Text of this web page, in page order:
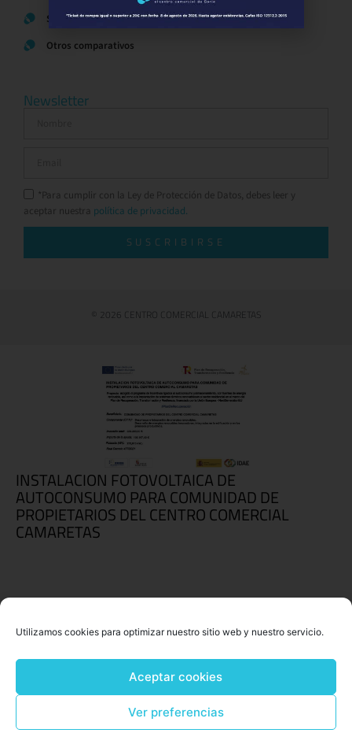
Utilizamos cookies para optimizar nuestro sitio web y nuestro servicio.
Aceptar cookies
Ver preferencias
Servicios
Otros comparativos
Newsletter
*Para cumplir con la Ley de Protección de Datos, debes leer y
aceptar nuestra política de privacidad.
SUSCRIBIRSE
© 2026 CENTRO COMERCIAL CAMARETAS
INSTALACION FOTOVOLTAICA DE
AUTOCONSUMO PARA COMUNIDAD DE
PROPIETARIOS DEL CENTRO COMERCIAL
CAMARETAS